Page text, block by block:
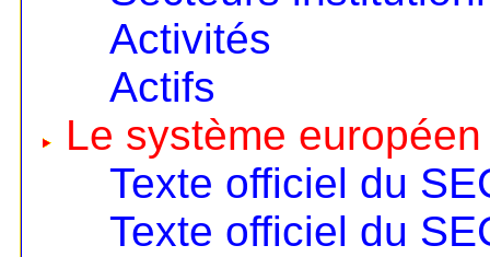
Activités
Actifs
Le système
Texte officiel du
Texte officiel du